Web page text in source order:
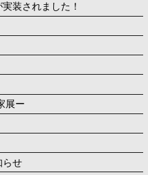
装されました！
展ー
らせ